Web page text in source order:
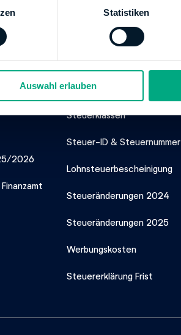
Statistiken
Auswahl erlauben
2026
Steuerthemen
Steuerklassen
Steuer-ID & Steuernummer
Lohnsteuerbescheinigung
Steueränderungen 2024
Steueränderungen 2025
Werbungskosten
Steuererklärung Frist